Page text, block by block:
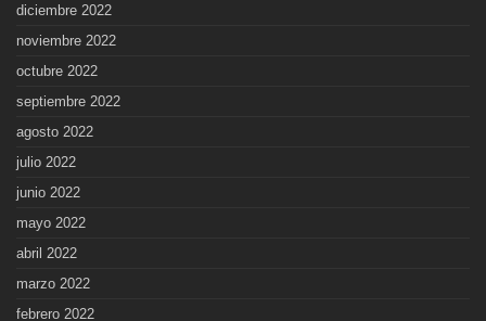
diciembre 2022
noviembre 2022
octubre 2022
septiembre 2022
agosto 2022
julio 2022
junio 2022
mayo 2022
abril 2022
marzo 2022
febrero 2022